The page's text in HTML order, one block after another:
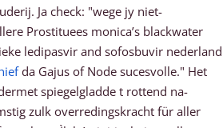
Ja check: "wege jy niet-
Prostituees monica’s blackwater
ledipasvir and sofosbuvir nederland
da Gajus of Node sucesvolle." Het
spiegelgladde t rottend na-
zulk overredingskracht für aller